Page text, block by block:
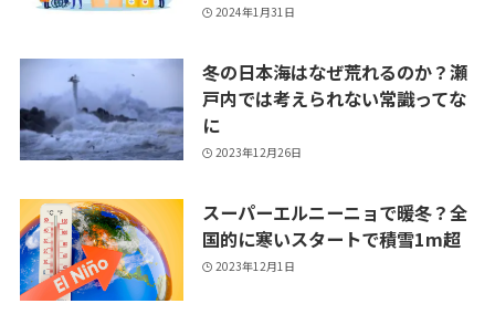
2024年1月31日
冬の日本海はなぜ荒れるのか？瀬
戸内では考えられない常識ってな
に
2023年12月26日
スーパーエルニーニョで暖冬？全
国的に寒いスタートで積雪1m超
2023年12月1日